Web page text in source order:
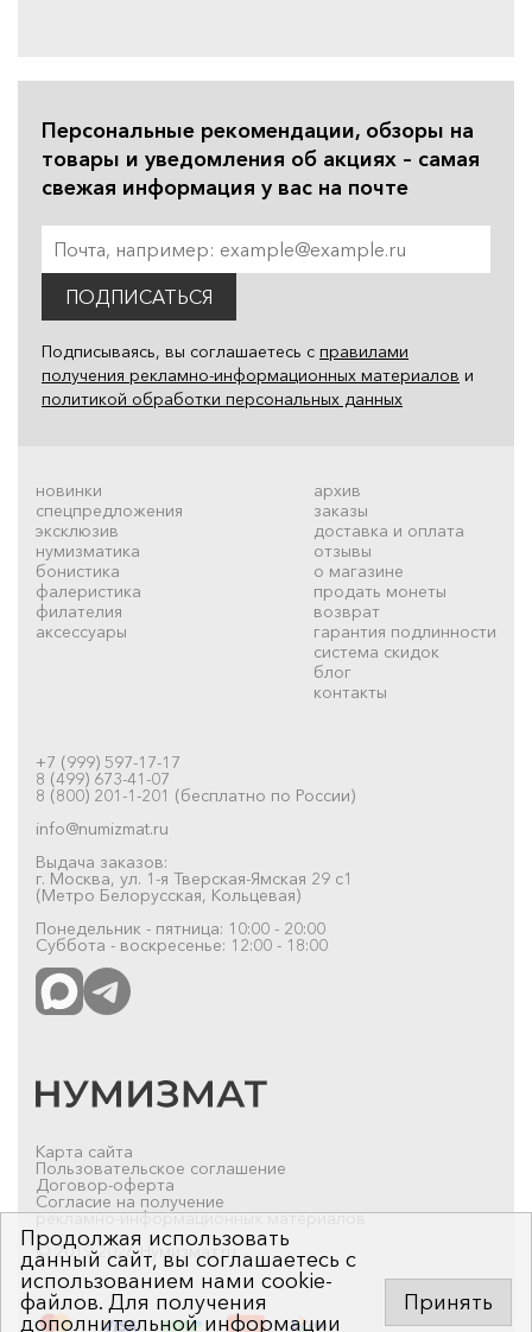
Персональные рекомендации, обзоры на
товары и уведомления об акциях – самая
свежая информация у вас на почте
ПОДПИСАТЬСЯ
Подписываясь, вы соглашаетесь с правилами
получения рекламно-информационных материалов и
политикой обработки персональных данных
новинки
спецпредложения
эксклюзив
нумизматика
бонистика
фалеристика
филателия
аксессуары
архив
заказы
доставка и оплата
отзывы
о магазине
продать монеты
возврат
гарантия подлинности
система скидок
блог
контакты
+7 (999) 597-17-17
8 (499) 673-41-07
8 (800) 201-1-201 (бесплатно по России)
info@numizmat.ru
Выдача заказов:
г. Москва, ул. 1-я Тверская-Ямская 29 с1
(Метро Белорусская, Кольцевая)
Понедельник - пятница: 10:00 - 20:00
Суббота - воскресенье: 12:00 - 18:00
Карта сайта
Пользовательское соглашение
Договор-оферта
Согласие на получение
рекламно-информационных материалов
© 2019-2026 Нумизмат.ru
Продолжая использовать
данный сайт, вы соглашаетесь с
использованием нами cookie-
файлов. Для получения
дополнительной информации
Принять